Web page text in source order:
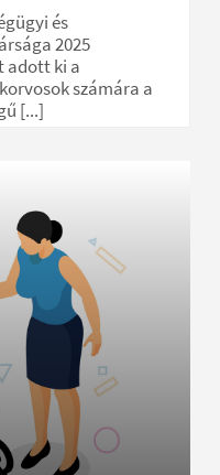
és
2025
adott ki a
számára a
[...]